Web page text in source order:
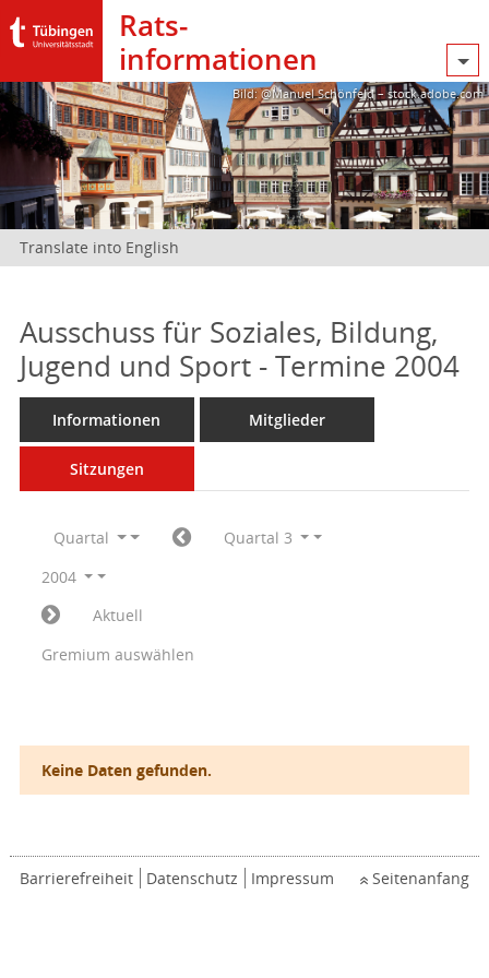
Rats­
informationen
Bild: @Manuel Schönfeld – stock.adobe.com
Translate into English
Ausschuss für Soziales, Bildung,
Jugend und Sport - Termine 2004
Informationen Mitglieder
Sitzungen
Quartal
Quartal 3
2004
Aktuell
Gremium auswählen
Keine Daten gefunden.
Barrierefreiheit Datenschutz Impressum Seitenanfang